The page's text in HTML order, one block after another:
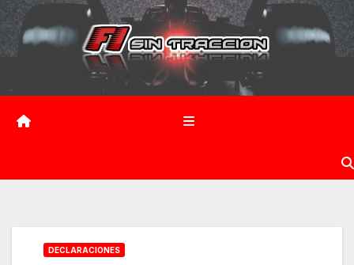
Saltar
contenido
DECLARACIONES